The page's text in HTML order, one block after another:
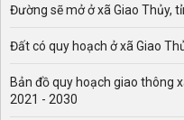
Đường sẽ mở ở xã Giao Thủy,
Đất có quy hoạch ở xã Giao
Bản đồ quy hoạch giao thông
2021 - 2030